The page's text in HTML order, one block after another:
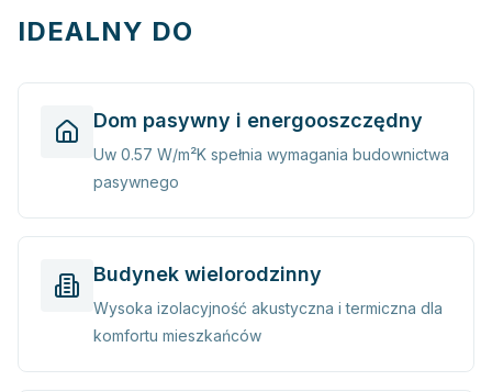
IDEALNY DO
Dom pasywny i energooszczędny
Uw 0.57 W/m²K spełnia wymagania budownictwa
pasywnego
Budynek wielorodzinny
Wysoka izolacyjność akustyczna i termiczna dla
komfortu mieszkańców